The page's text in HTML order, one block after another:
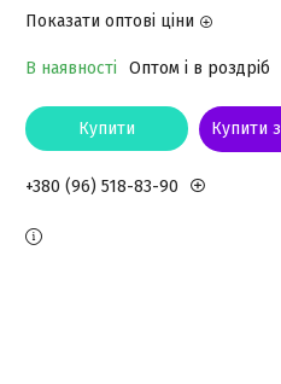
Показати оптові ціни
В наявності Оптом і в роздріб
Купити Купити з
+380 (96) 518-83-90